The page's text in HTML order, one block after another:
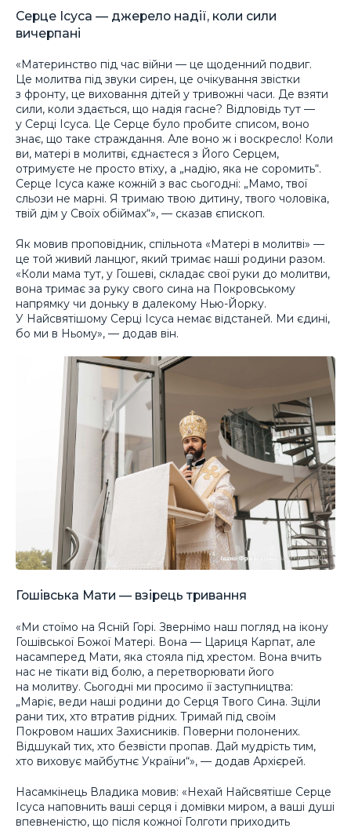
Серце Ісуса — джерело надії, коли сили
вичерпані
«Материнство під час війни — це щоденний подвиг.
Це молитва під звуки сирен, це очікування звістки
з фронту, це виховання дітей у тривожні часи. Де взяти
сили, коли здається, що надія гасне? Відповідь тут —
у Серці Ісуса. Це Серце було пробите списом, воно
знає, що таке страждання. Але воно ж і воскресло! Коли
ви, матері в молитві, єднаєтеся з Його Серцем,
отримуєте не просто втіху, а „надію, яка не соромить“.
Серце Ісуса каже кожній з вас сьогодні: „Мамо, твої
сльози не марні. Я тримаю твою дитину, твого чоловіка,
твій дім у Своїх обіймах“», — сказав єпископ.
Як мовив проповідник, спільнота «Матері в молитві» —
це той живий ланцюг, який тримає наші родини разом.
«Коли мама тут, у Гошеві, складає свої руки до молитви,
вона тримає за руку свого сина на Покровському
напрямку чи доньку в далекому Нью-Йорку.
У Найсвятішому Серці Ісуса немає відстаней. Ми єдині,
бо ми в Ньому», — додав він.
Гошівська Мати — взірець тривання
«Ми стоїмо на Ясній Горі. Звернімо наш погляд на ікону
Гошівської Божої Матері. Вона — Цариця Карпат, але
насамперед Мати, яка стояла під хрестом. Вона вчить
нас не тікати від болю, а перетворювати його
на молитву. Сьогодні ми просимо її заступництва:
„Маріє, веди наші родини до Серця Твого Сина. Зціли
рани тих, хто втратив рідних. Тримай під своїм
Покровом наших Захисників. Поверни полонених.
Відшукай тих, хто безвісти пропав. Дай мудрість тим,
хто виховує майбутнє України“», — додав Архієрей.
Насамкінець Владика мовив: «Нехай Найсвятіше Серце
Icyca наповнить ваші серця і домівки миром, а ваші душі
впевненістю, що після кожної Голготи приходить